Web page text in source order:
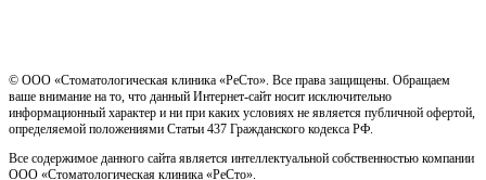
© ООО «Стоматологическая клиника «РеСто». Все права защищены. Обращаем
ваше внимание на то, что данный Интернет-сайт носит исключительно
информационный характер и ни при каких условиях не является публичной офертой,
определяемой положениями Статьи 437 Гражданского кодекса РФ.
Все содержимое данного сайта является интеллектуальной собственностью компании
ООО «Стоматологическая клиника «РеСто».